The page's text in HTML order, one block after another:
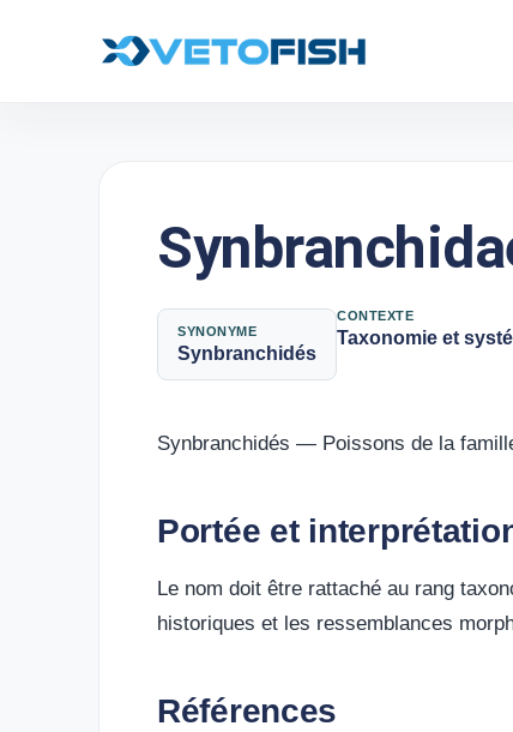
SYNONYME
Synbranchidés
CONTEXTE
Taxonomie et
Synbranchidés — Poissons de la
Portée et
Le nom doit être rattaché au rang
historiques et les ressemblances
Références